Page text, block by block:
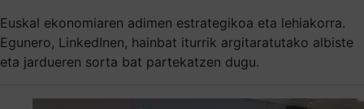
Euskal ekonomiaren adimen estrategikoa eta lehiakorra.
Egunero, LinkedInen, hainbat iturrik argitaratutako albiste
eta jardueren sorta bat partekatzen dugu.